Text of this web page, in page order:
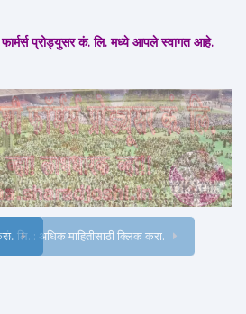
प्रोड्युसर कं. लि. मध्ये आपले स्वागत आहे.